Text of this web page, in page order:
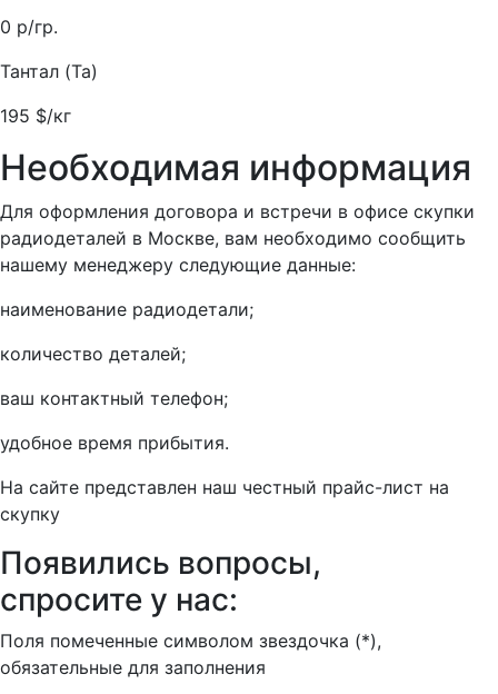
0 р/гр.
Тантал (Ta)
195 $/кг
Необходимая информация
Для оформления договора и встречи в офисе скупки
радиодеталей в Москве, вам необходимо сообщить
нашему менеджеру следующие данные:
наименование радиодетали;
количество деталей;
ваш контактный телефон;
удобное время прибытия.
На сайте представлен наш честный прайс-лист на
скупку
Появились вопросы,
спросите у нас:
Поля помеченные символом звездочка (*),
обязательные для заполнения